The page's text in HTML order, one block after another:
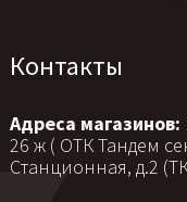
Контакты
Адреса магазинов:
26 ж ( ОТК Тандем
Станционная, д.2